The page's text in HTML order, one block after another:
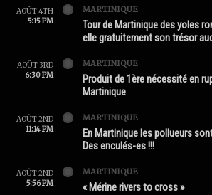
AOÛT 4TH
5:15 PM
MARTINIQUE
Tour de Martinique des yoles
elle gratuitement son trésor
AOÛT 3RD
6:30 PM
MARTINIQUE
Produit de 1ère nécessité en
Martinique
AOÛT 2ND
11:14 PM
MARTINIQUE
En Martinique les pollueurs
Des enculés-es !!!
AOÛT 2ND
5:56 PM
MARTINIQUE
« Mérine rivers to cross »